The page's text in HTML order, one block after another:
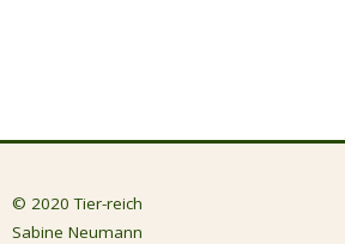
© 2020 Tier-reich
Sabine Neumann